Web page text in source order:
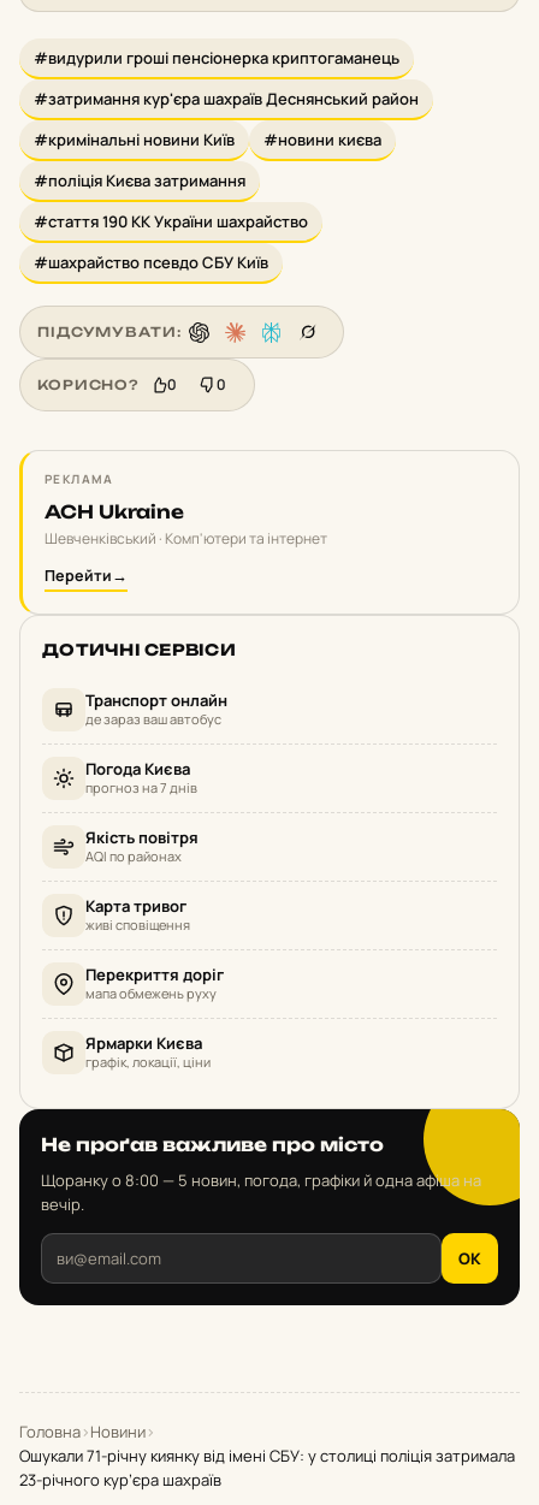
#видурили гроші пенсіонерка криптогаманець
#затримання кур'єра шахраїв Деснянський район
#кримінальні новини Київ
#новини києва
#поліція Києва затримання
#стаття 190 КК України шахрайство
#шахрайство псевдо СБУ Київ
ПІДСУМУВАТИ:
КОРИСНО? 0 0
РЕКЛАМА
ACH Ukraine
Шевченківський · Комп'ютери та інтернет
Перейти→
ДОТИЧНІ СЕРВІСИ
Транспорт онлайн
де зараз ваш автобус
Погода Києва
прогноз на 7 днів
Якість повітря
AQI по районах
Карта тривог
живі сповіщення
Перекриття доріг
мапа обмежень руху
Ярмарки Києва
графік, локації, ціни
Не проґав важливе про місто
Щоранку о 8:00 — 5 новин, погода, графіки й одна афіша на
вечір.
OK
Головна›Новини›
Ошукали 71-річну киянку від імені СБУ: у столиці поліція затримала
23-річного кур’єра шахраїв